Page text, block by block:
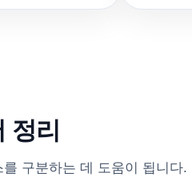
정리
구분하는 데 도움이 됩니다.